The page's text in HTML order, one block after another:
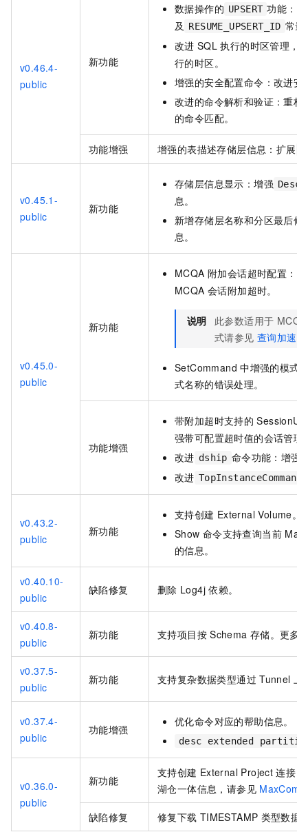
v0.46.4-
public
新功能
数据操作的 UPSERT 功能：
及 RESUME_UPSERT_ID 常量
改进 SQL 执行的时区管理，
行的时区。
增强的安全配置命令：改进安
改进的命令解析和验证：重构
的命令匹配。
功能增强 增强的表描述存储层信息：扩展
v0.45.1 -
public
新功能
存储层信息显示：增强
息。
新增存储层名称和分区最后
息。
v0.45.0-
public
新功能
MCQA 附加会话超时配置：
MCQA 会话附加超时。
说明
此参数适用于
式请参见 查询加速
SetCommand 中增强的模式
式名称的错误处理。
功能增强
带附加超时支持的
强带可配置超时值的会话管理
改进 dship 命令功能：增强
改进 TopInstanceCommand
v0.43.2-
public
新功能
支持创建 External Volume。
Show 命令支持查询当前
的信息。
v0.40.10-
public
缺陷修复 删除 Log4j 依赖。
v0.40.8-
public
新功能 支持项目按 Schema 存储。更多
v0.37.5-
public
新功能 支持复杂数据类型通过 Tunnel 上
v0.37.4-
public
功能增强
优化命令对应的帮助信息。
desc extended
v0.36.0-
public
新功能
支持创建 External Project 连接
湖仓一体信息，请参见
缺陷修复 修复下载 TIMESTAMP 类型数据